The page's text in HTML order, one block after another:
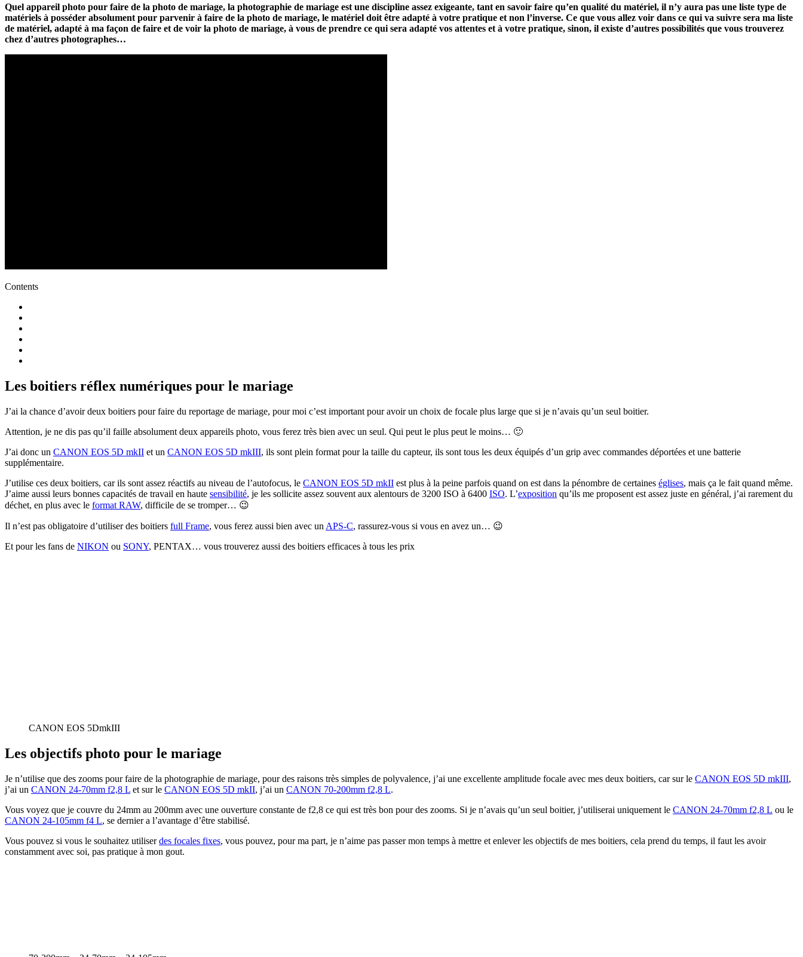
Quel appareil photo pour faire de la photo de mariage, la photographie de mariage est une discipline assez exigeante, tant en savoir faire qu’en qualité du matériel, il n’y aura pas une liste type de
matériels à posséder absolument pour parvenir à faire de la photo de mariage, le matériel doit être adapté à votre pratique et non l’inverse. Ce que vous allez voir dans ce qui va suivre sera ma liste
de matériel, adapté à ma façon de faire et de voir la photo de mariage, à vous de prendre ce qui sera adapté vos attentes et à votre pratique, sinon, il existe d’autres possibilités que vous trouverez
chez d’autres photographes…
Contents
Les boitiers réflex numériques pour le mariage
J’ai la chance d’avoir deux boitiers pour faire du reportage de mariage, pour moi c’est important pour avoir un choix de focale plus large que si je n’avais qu’un seul boitier.
Attention, je ne dis pas qu’il faille absolument deux appareils photo, vous ferez très bien avec un seul. Qui peut le plus peut le moins… 🙂
J’ai donc un CANON EOS 5D mkII et un CANON EOS 5D mkIII, ils sont plein format pour la taille du capteur, ils sont tous les deux équipés d’un grip avec commandes déportées et une batterie
supplémentaire.
J’utilise ces deux boitiers, car ils sont assez réactifs au niveau de l’autofocus, le CANON EOS 5D mkII est plus à la peine parfois quand on est dans la pénombre de certaines églises, mais ça le fait quand même.
J’aime aussi leurs bonnes capacités de travail en haute sensibilité, je les sollicite assez souvent aux alentours de 3200 ISO à 6400 ISO. L’exposition qu’ils me proposent est assez juste en général, j’ai rarement du
déchet, en plus avec le format RAW, difficile de se tromper… 😉
Il n’est pas obligatoire d’utiliser des boitiers full Frame, vous ferez aussi bien avec un APS-C, rassurez-vous si vous en avez un… 😉
Et pour les fans de NIKON ou SONY, PENTAX… vous trouverez aussi des boitiers efficaces à tous les prix
CANON EOS 5DmkIII
Les objectifs photo pour le mariage
Je n’utilise que des zooms pour faire de la photographie de mariage, pour des raisons très simples de polyvalence, j’ai une excellente amplitude focale avec mes deux boitiers, car sur le CANON EOS 5D mkIII,
j’ai un CANON 24-70mm f2,8 L et sur le CANON EOS 5D mkII, j’ai un CANON 70-200mm f2,8 L.
Vous voyez que je couvre du 24mm au 200mm avec une ouverture constante de f2,8 ce qui est très bon pour des zooms. Si je n’avais qu’un seul boitier, j’utiliserai uniquement le CANON 24-70mm f2,8 L ou le
CANON 24-105mm f4 L, se dernier a l’avantage d’être stabilisé.
Vous pouvez si vous le souhaitez utiliserdes focales fixes, vous pouvez, pour ma part, je n’aime pas passer mon temps à mettre et enlever les objectifs de mes boitiers, cela prend du temps, il faut les avoir
constamment avec soi, pas pratique à mon gout.